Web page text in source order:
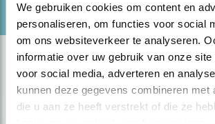
We gebruiken cookies om content en
personaliseren, om functies voor social
om ons websiteverkeer te analyseren.
informatie over uw gebruik van onze
voor social media, adverteren en
kunnen deze gegevens combineren met
die u aan ze heeft verstrekt of die ze